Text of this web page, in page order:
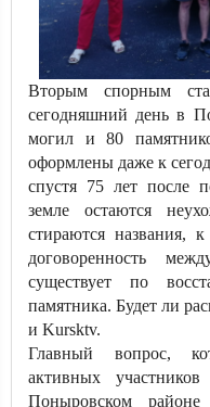
Вторым спорным
сегодняшний день в
могил и 80
оформлены даже к
спустя 75 лет после
земле остаются
стираются названия,
договоренность
существует по
памятника. Будет ли
и Kursktv.
Главный вопрос,
активных
Поныровском